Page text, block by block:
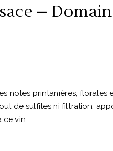
–
notes printanières, florales
de sulfites ni filtration,
ce vin.